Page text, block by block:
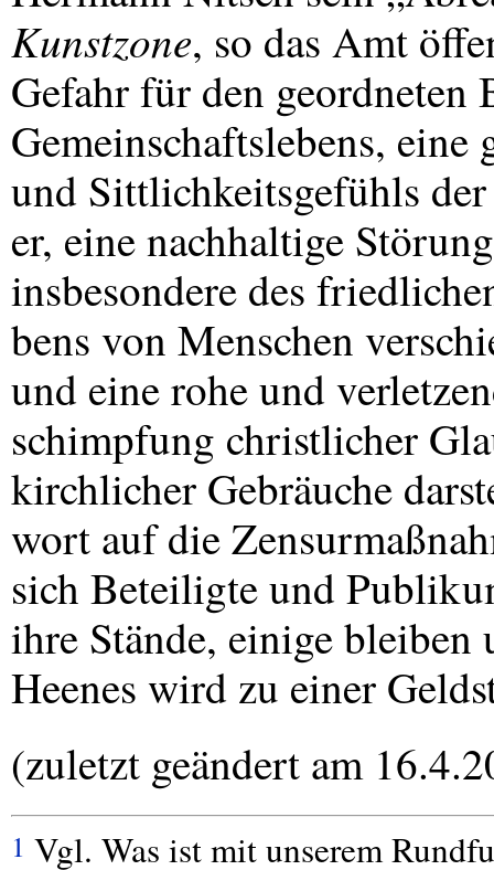
Kunstzone, so das Amt
Gefahr für den geordneten
Gemeinschaftslebens,
und Sittlichkeitsgefühls
er, eine nachhaltige
insbesondere des
bens von Menschen
und eine rohe und
schimpfung christlicher
kirchlicher Gebräuche
wort auf die
sich Beteiligte und
ihre Stände, einige bleiben
Heenes wird zu einer
(zuletzt geändert am
1 Vgl. Was ist mit unserem